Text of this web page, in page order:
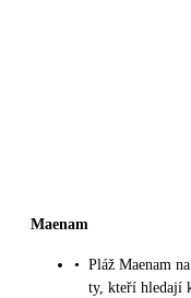
Maenam
• Pláž Maenam
ty, kteří hledají